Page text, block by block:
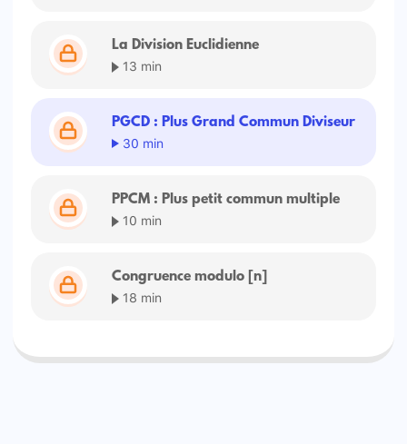
La Division Euclidienne
13 min
PGCD : Plus Grand Commun Diviseur
30 min
PPCM : Plus petit commun multiple
10 min
Congruence modulo [n]
18 min